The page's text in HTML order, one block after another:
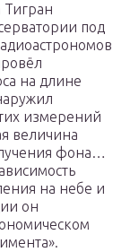
Тигран
под
на длине
измерений
величина
фона…
на небе и
он